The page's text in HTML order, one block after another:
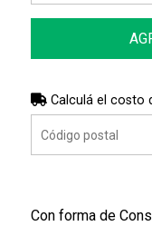
Calculá el costo
Con forma de